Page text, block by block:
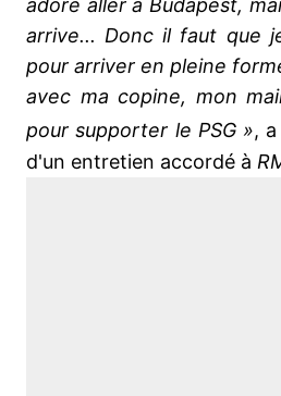
adoré aller à Budapest,
arrive... Donc il faut que
pour arriver en pleine
avec ma copine, mon
pour supporter le PSG »,
d'un entretien accordé à